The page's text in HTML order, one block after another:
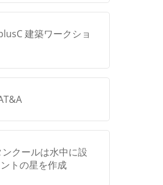
建築ワークショ
クールは水中に設
トの星を作成